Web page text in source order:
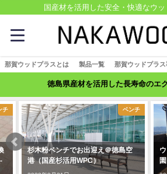
国産材を活用した安全・快適なウ
那賀ウッドプラスとは 製品一覧 那賀ウッドプラス
徳島県産材を活用した長寿命のエ
ベンチ
杉木粉ベンチでお出迎え＠徳島空
港（国産杉活用WPC）
ウッド
園